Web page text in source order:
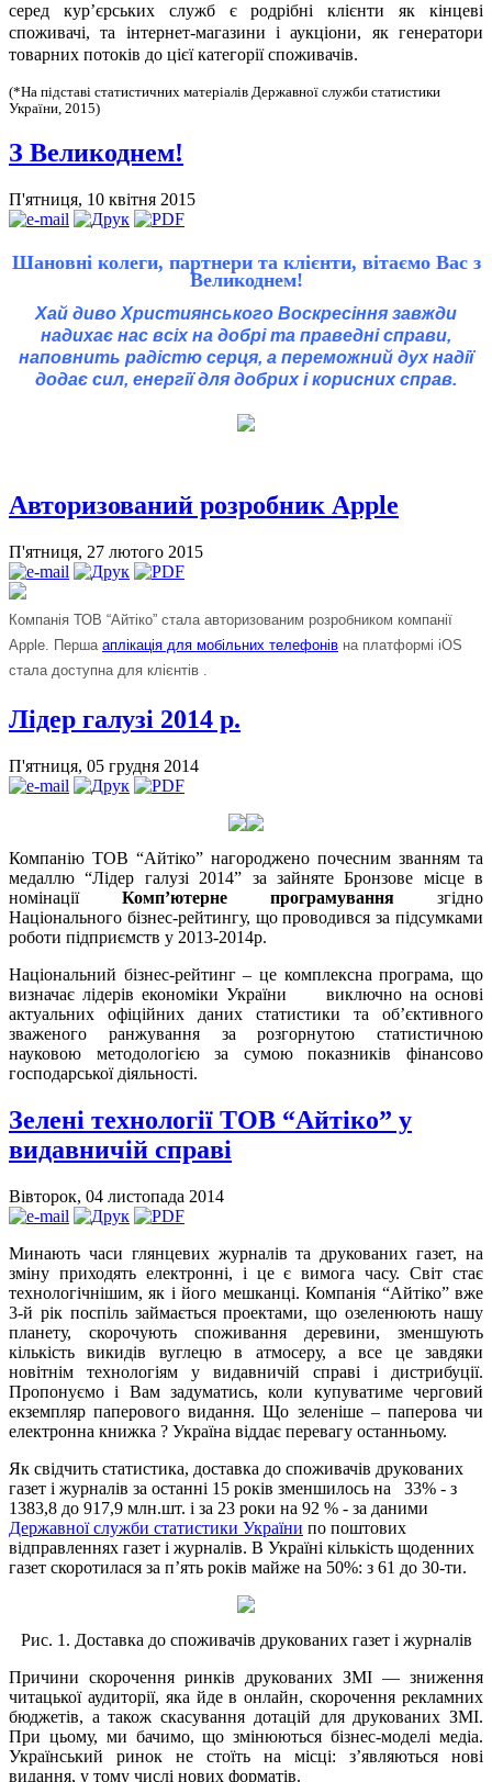
серед кур’єрських служб є родрібні клієнти як кінцеві
споживачі, та інтернет-магазини і аукціони, як генератори
товарних потоків до цієї категорії споживачів.
(*На підставі статистичних матеріалів Державної служби статистики
України, 2015)
З Великоднем!
П'ятниця, 10 квітня 2015
Шановні колеги, партнери та клієнти, вітаємо Вас з
Великоднем!
Хай диво Християнського Воскресіння завжди
надихає нас всіх на добрі та праведні справи,
наповнить радістю серця, а переможний дух надії
додає сил, енергії для добрих і корисних справ.
Авторизований розробник Apple
П'ятниця, 27 лютого 2015
Компанія ТОВ “Айтіко” стала авторизованим розробником компанії
Apple. Перша аплікація для мобільних телефонів на платформі iOS
стала доступна для клієнтів .
Лідер галузі 2014 р.
П'ятниця, 05 грудня 2014
Компанію ТОВ “Айтіко” нагороджено почесним званням та
медаллю “Лідер галузі 2014” за зайняте Бронзове місце в
номінації Комп’ютерне програмування згідно
Національного бізнес-рейтингу, що проводився за підсумками
роботи підприємств у 2013-2014р.
Національний бізнес-рейтинг – це комплексна програма, що
визначає лідерів економіки України виключно на основі
актуальних офіційних даних статистики та об’єктивного
зваженого ранжування за розгорнутою статистичною
науковою методологією за сумою показників фінансово
господарської діяльності.
Зелені технології ТОВ “Айтіко” у
видавничій справі
Вівторок, 04 листопада 2014
Минають часи глянцевих журналів та друкованих газет, на
зміну приходять електронні, і це є вимога часу. Світ стає
технологічнішим, як і його мешканці. Компанія “Айтіко” вже
3-й рік поспіль займається проектами, що озеленюють нашу
планету, скорочують споживання деревини, зменшують
кількість викидів вуглецю в атмосеру, а все це завдяки
новітнім технологіям у видавничій справі і дистрибуції.
Пропонуємо і Вам задуматись, коли купуватиме черговий
екземпляр паперового видання. Що зеленіше – паперова чи
електронна книжка ? Україна віддає перевагу останньому.
Як свідчить статистика, доставка до споживачів друкованих
газет і журналів за останні 15 років зменшилось на 33% - з
1383,8 до 917,9 млн.шт. і за 23 роки на 92 % - за даними
Державної служби статистики України по поштових
відправленнях газет і журналів. В Україні кількість щоденних
газет скоротилася за п’ять років майже на 50%: з 61 до 30-ти.
Рис. 1. Доставка до споживачів друкованих газет і журналів
Причини скорочення ринків друкованих ЗМІ — зниження
читацької аудиторії, яка йде в онлайн, скорочення рекламних
бюджетів, а також скасування дотацій для друкованих ЗМІ.
При цьому, ми бачимо, що змінюються бізнес-моделі медіа.
Український ринок не стоїть на місці: з’являються нові
видання, у тому числі нових форматів.